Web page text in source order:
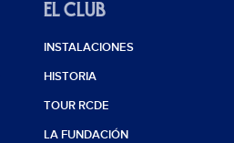
EL CLUB
INSTALACIONES
HISTORIA
TOUR RCDE
LA FUNDACIÓN